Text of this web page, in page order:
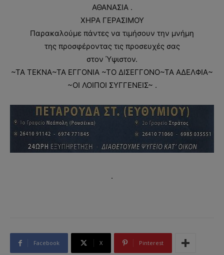
ΑΘΑΝΑΣΙΑ .
ΧΗΡΑ ΓΕΡΑΣΙΜΟΥ
Παρακαλούμε πάντες να τιμήσουν την μνήμη
της προσφέροντας τις προσευχές σας
στον Ύψιστον.
~ΤΑ ΤΕΚΝΑ~ΤΑ ΕΓΓΟΝΙΑ ~ΤΟ ΔΙΣΕΓΓΟΝΟ~ΤΑ ΑΔΕΛΦΙΑ~
~ΟΙ ΛΟΙΠΟΙ ΣΥΓΓΕΝΕΙΣ~ .
.
Facebook X Pinterest